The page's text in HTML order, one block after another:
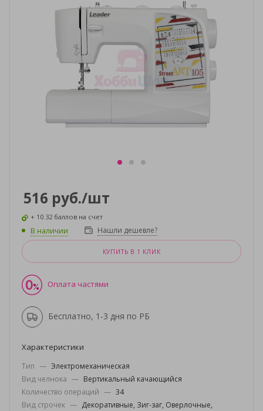
516 руб./шт
+ 10.32 баллов на счет
В наличии Нашли дешевле?
КУПИТЬ В 1 КЛИК
Оплата частями
Бесплатно, 1-3 дня по РБ
Характеристики
Тип — Электромеханическая
Вид челнока — Вертикальный качающийся
Количество операций — 34
Вид строчек — Декоративные, Зиг-заг, Оверлочные,